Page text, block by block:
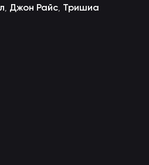
Джон Райс Тришиа